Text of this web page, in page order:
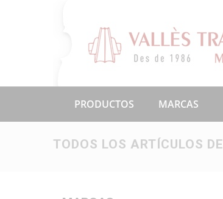
PRODUCTOS MARCAS
TODOS LOS ARTÍCULOS DE